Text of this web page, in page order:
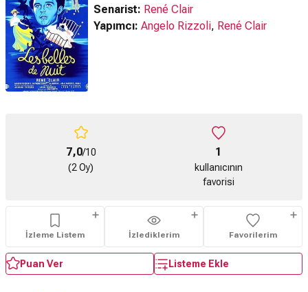
Senarist: René Clair
Yapımcı: Angelo Rizzoli, René Clair
7,0/10
(2 Oy)
1
kullanıcının
favorisi
İzleme Listem İzlediklerim Favorilerim
Puan Ver Listeme Ekle